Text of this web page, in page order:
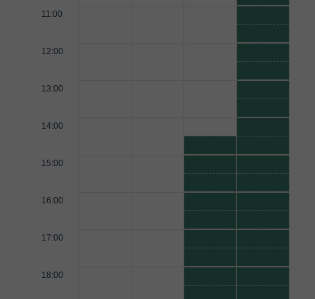
11:00
12:00
13:00
14:00
15:00
16:00
17:00
18:00